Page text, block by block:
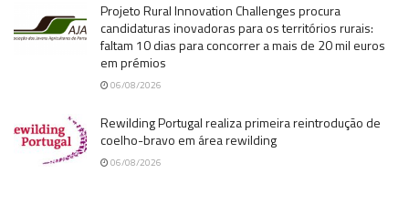
Projeto Rural Innovation Challenges procura
candidaturas inovadoras para os territórios rurais:
faltam 10 dias para concorrer a mais de 20 mil euros
em prémios
06/08/2026
Rewilding Portugal realiza primeira reintrodução de
coelho-bravo em área rewilding
06/08/2026